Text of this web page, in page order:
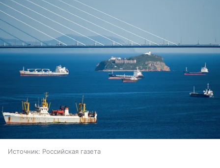
Источник: Российская газета